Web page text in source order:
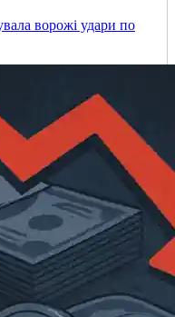
ворожі удари по